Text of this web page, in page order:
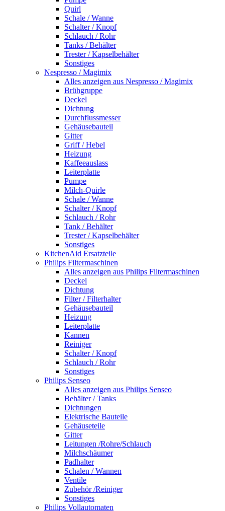
Quirl
Schale / Wanne
Schalter / Knopf
Schlauch / Rohr
Tanks / Behälter
Trester / Kapselbehälter
Sonstiges
Nespresso / Magimix
Alles anzeigen aus Nespresso / Magimix
Brühgruppe
Deckel
Dichtung
Durchflussmesser
Gehäusebauteil
Gitter
Griff / Hebel
Heizung
Kaffeeauslass
Leiterplatte
Pumpe
Milch-Quirle
Schale / Wanne
Schalter / Knopf
Schlauch / Rohr
Tank / Behälter
Trester / Kapselbehälter
Sonstiges
KitchenAid Ersatzteile
Philips Filtermaschinen
Alles anzeigen aus Philips Filtermaschinen
Deckel
Dichtung
Filter / Filterhalter
Gehäusebauteil
Heizung
Leiterplatte
Kannen
Reiniger
Schalter / Knopf
Schlauch / Rohr
Sonstiges
Philips Senseo
Alles anzeigen aus Philips Senseo
Behälter / Tanks
Dichtungen
Elektrische Bauteile
Gehäuseteile
Gitter
Leitungen /Rohre/Schlauch
Milchschäumer
Padhalter
Schalen / Wannen
Ventile
Zubehör /Reiniger
Sonstiges
Philips Vollautomaten